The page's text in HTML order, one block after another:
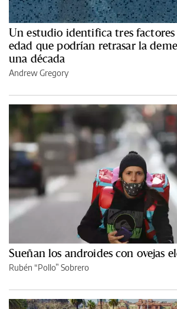
Un estudio identifica tres
edad que podrían retrasar la
una década
Andrew Gregory
Sueñan los androides con ovejas
Rubén “Pollo” Sobrero